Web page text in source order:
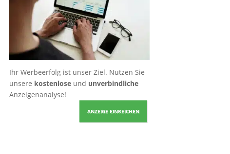
Ihr Werbeerfolg ist unser Ziel. Nutzen Sie
unsere kostenloseund unverbindliche
Anzeigenanalyse!
ANZEIGE EINREICHEN